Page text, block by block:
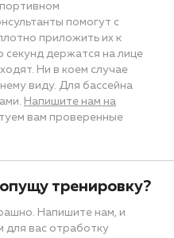
помогут с
приложить их к
секунд держатся на лице
Ни в коем случае
виду. Для бассейна
Напишите нам на
вам проверенные
тренировку?
Напишите нам, и
для вас отработку